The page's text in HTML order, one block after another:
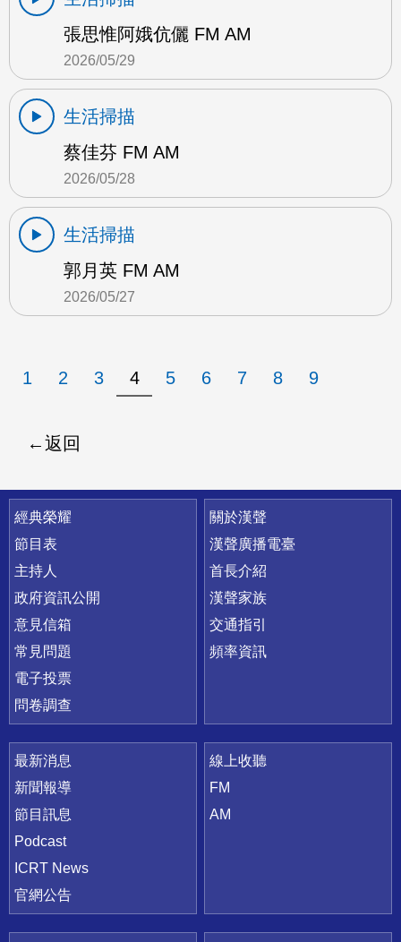
張思惟阿娥伉儷 FM AM
2026/05/29
生活掃描
蔡佳芬 FM AM
2026/05/28
生活掃描
郭月英 FM AM
2026/05/27
1 2 3 4 5 6 7 8 9
返回
快速連結
經典榮耀
節目表
主持人
政府資訊公開
意見信箱
常見問題
電子投票
問卷調查
關於漢聲
漢聲廣播電臺
首長介紹
漢聲家族
交通指引
頻率資訊
最新消息
新聞報導
節目訊息
Podcast
ICRT News
官網公告
線上收聽
FM
AM